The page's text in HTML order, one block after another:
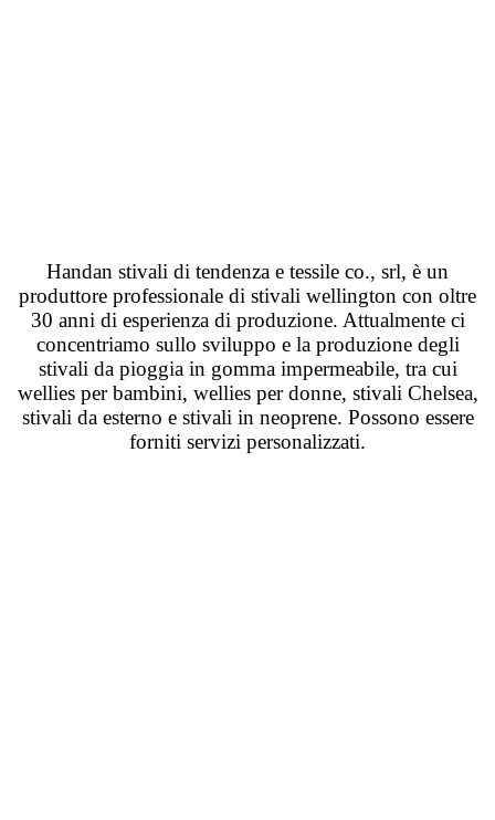
Handan stivali di tendenza e tessile co., srl, è un
produttore professionale di stivali wellington con oltre
30 anni di esperienza di produzione. Attualmente ci
concentriamo sullo sviluppo e la produzione degli
stivali da pioggia in gomma impermeabile, tra cui
wellies per bambini, wellies per donne, stivali Chelsea,
stivali da esterno e stivali in neoprene. Possono essere
forniti servizi personalizzati.